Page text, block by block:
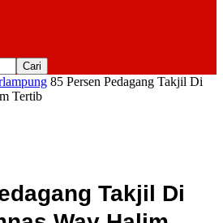
85 Persen Pedagang Takjil Di
Tertib
Takjil Di